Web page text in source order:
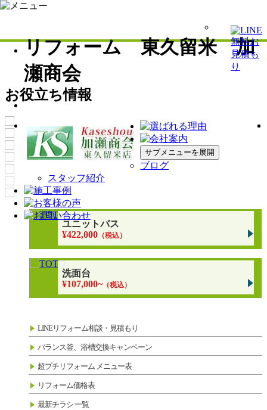
リフォーム 東久留米 加
瀬商会
サブメニューを展開
ブログ
スタッフ紹介
お役立ち情報
ユニットバス
¥422,000 （税込）
洗面台
¥107,000~（税込）
LINEリフォーム相談・見積もり
バランス釜、浴槽交換キャンペーン
超プチリフォーム メニュー表
リフォーム価格表
最新チラシ 一覧